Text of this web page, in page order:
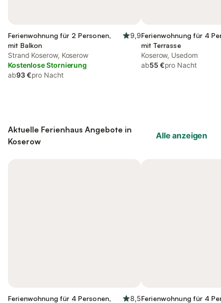
Ferienwohnung für 2 Personen,
mit Balkon
9,9
Strand Koserow, Koserow
Kostenlose Stornierung
ab93 €pro Nacht
Ferienwohnung für 4
mit Terrasse
Koserow, Usedom
ab55 €pro Nacht
Aktuelle Ferienhaus Angebote in
Koserow
Alle anzeigen
Ferienwohnung für 4 Personen,
8,5Ferienwohnung für 4